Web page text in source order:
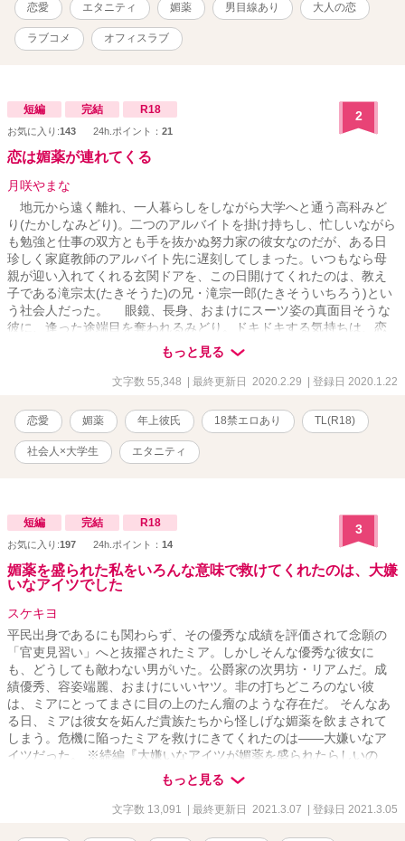
恋愛 エタニティ 媚薬 男目線あり 大人の恋
ラブコメ オフィスラブ
短編 完結 R18
お気に入り:143 24h.ポイント： 21
2
恋は媚薬が連れてくる
月咲やまな
地元から遠く離れ、一人暮らしをしながら大学へと通う高科みど
り(たかしなみどり)。二つのアルバイトを掛け持ちし、忙しいながら
も勉強と仕事の双方とも手を抜かぬ努力家の彼女なのだが、ある日
珍しく家庭教師のアルバイト先に遅刻してしまった。いつもなら母
親が迎い入れてくれる玄関ドアを、この日開けてくれたのは、教え
子である滝宗太(たきそうた)の兄・滝宗一郎(たきそういちろう)とい
う社会人だった。 眼鏡、長身、おまけにスーツ姿の真面目そうな
彼に、逢った途端目を奪われるみどり。ドキドキする気持ちは、恋
なのか、それとも彼の暗躍が原因か—— ○一目惚れ・軽い三角関
係・媚薬とが絡んだ、社会人×大学生のTL小説です。 【R18】作品
ですのでご注意下さい。 【関連していなくもない作品】 『伝えぬ
賞 エントリー作品】
もっと見る
文字数 55,348 | 最終更新日 2020.2.29 | 登録日 2020.1.22
恋愛 媚薬 年上彼氏 18禁エロあり TL(R18)
社会人×大学生 エタニティ
短編 完結 R18
お気に入り:197 24h.ポイント： 14
3
媚薬を盛られた私をいろんな意味で救けてくれたのは、大嫌
いなアイツでした
スケキヨ
平民出身であるにも関わらず、その優秀な成績を評価されて念願の
「官吏見習い」へと抜擢されたミア。しかしそんな優秀な彼女に
も、どうしても敵わない男がいた。公爵家の次男坊・リアムだ。成
績優秀、容姿端麗、おまけにいいヤツ。非の打ちどころのない彼
は、ミアにとってまさに目の上のたん瘤のような存在だ。 そんなあ
る日、ミアは彼女を妬んだ貴族たちから怪しげな媚薬を飲まされて
しまう。危機に陥ったミアを救けにきてくれたのは――大嫌いなア
イツだった。 ※続編『大嫌いなアイツが媚薬を盛られたらしいの
で、不本意ながらカラダを張って救けてあげます』もありますの
で、よかったらご覧ください。 ※他サイトにも掲載しています。
もっと見る
文字数 13,091 | 最終更新日 2021.3.07 | 登録日 2021.3.05